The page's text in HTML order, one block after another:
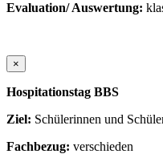
Evaluation/ Auswertung:
×
Hospitationstag BBS
Ziel: Schülerinnen und
Fachbezug: verschieden